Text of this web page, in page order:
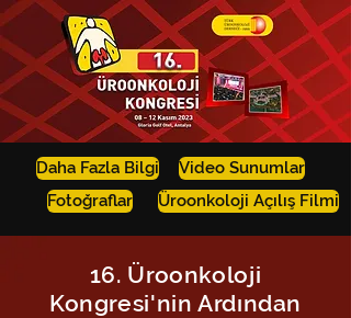
Daha Fazla Bilgi
Fotoğraflar
Video Sunumlar
Üroonkoloji Açılış Filmi
16. Üroonkoloji
Kongresi'nin Ardından